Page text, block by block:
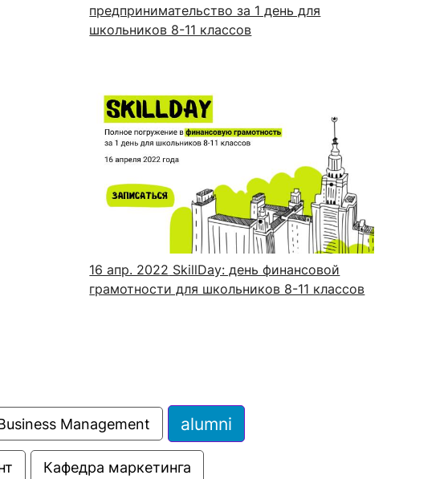
предпринимательство за 1 день для
школьников 8-11 классов
16 апр. 2022 SkillDay: день финансовой
грамотности для школьников 8-11 классов
Management alumni
Кафедра маркетинга